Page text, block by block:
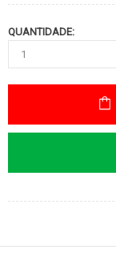
QUANTIDADE: